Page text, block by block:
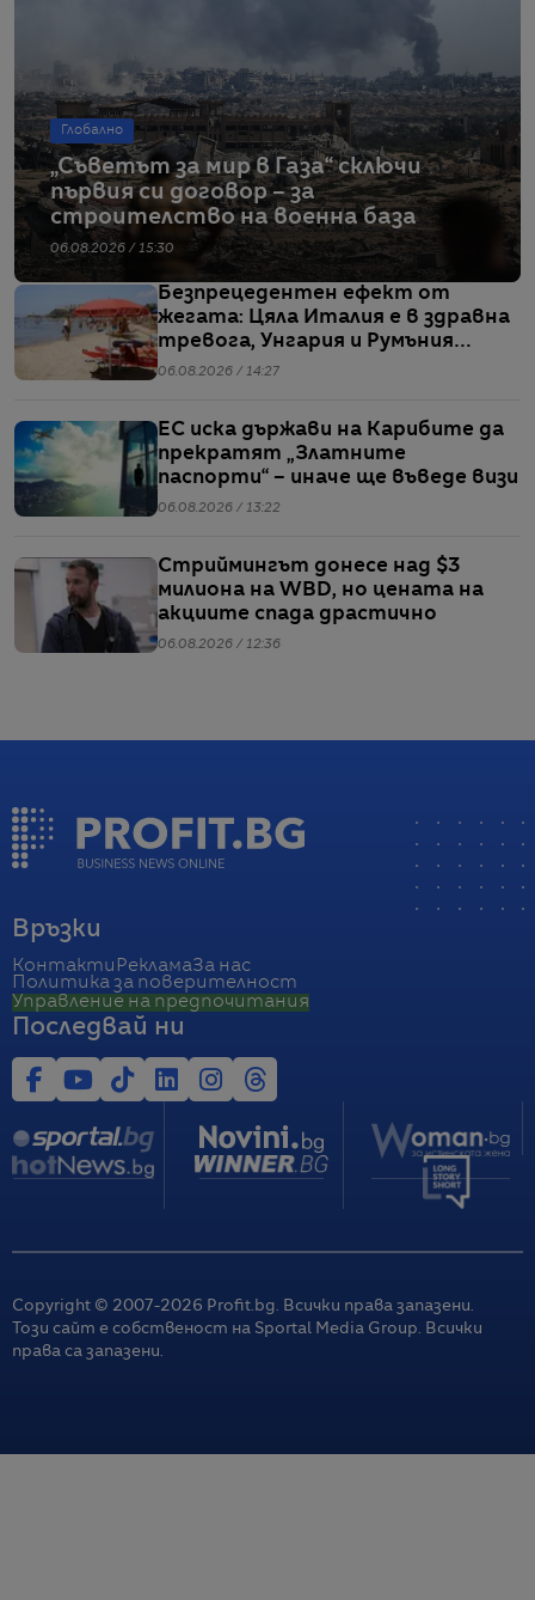
Глобално
„Съветът за мир в Газа“ сключи
първия си договор – за
строителство на военна база
06.08.2026 / 15:30
Безпрецедентен ефект от
жегата: Цяла Италия е в здравна
тревога, Унгария и Румъния
пестят електричество
06.08.2026 / 14:27
ЕС иска държави на Карибите да
прекратят „Златните
паспорти“ – иначе ще въведе визи
06.08.2026 / 13:22
Стриймингът донесе над $3
милиона на WBD, но цената на
акциите спада драстично
06.08.2026 / 12:36
Връзки
Контакти РекламаЗа нас
Политика за поверителност
Управление на предпочитания
Последвай ни
Copyright © 2007-2026 Profit.bg. Всички права запазени.
Този сайт е собственост на Sportal Media Group. Всички
права са запазени.